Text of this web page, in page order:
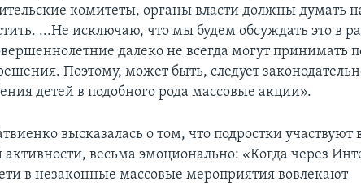
комитеты, органы власти должны думать
...Не исключаю, что мы будем обсуждать это в
далеко не всегда могут принимать
Поэтому, может быть, следует
детей в подобного рода массовые акции».
высказалась о том, что подростки участвуют
активности, весьма эмоционально: «Когда через
в незаконные массовые мероприятия вовлекают